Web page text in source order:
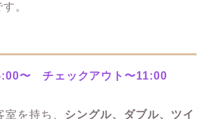
す。
〜 チェックアウト〜11:00
を持ち、
シングル、ダブル、ツイ